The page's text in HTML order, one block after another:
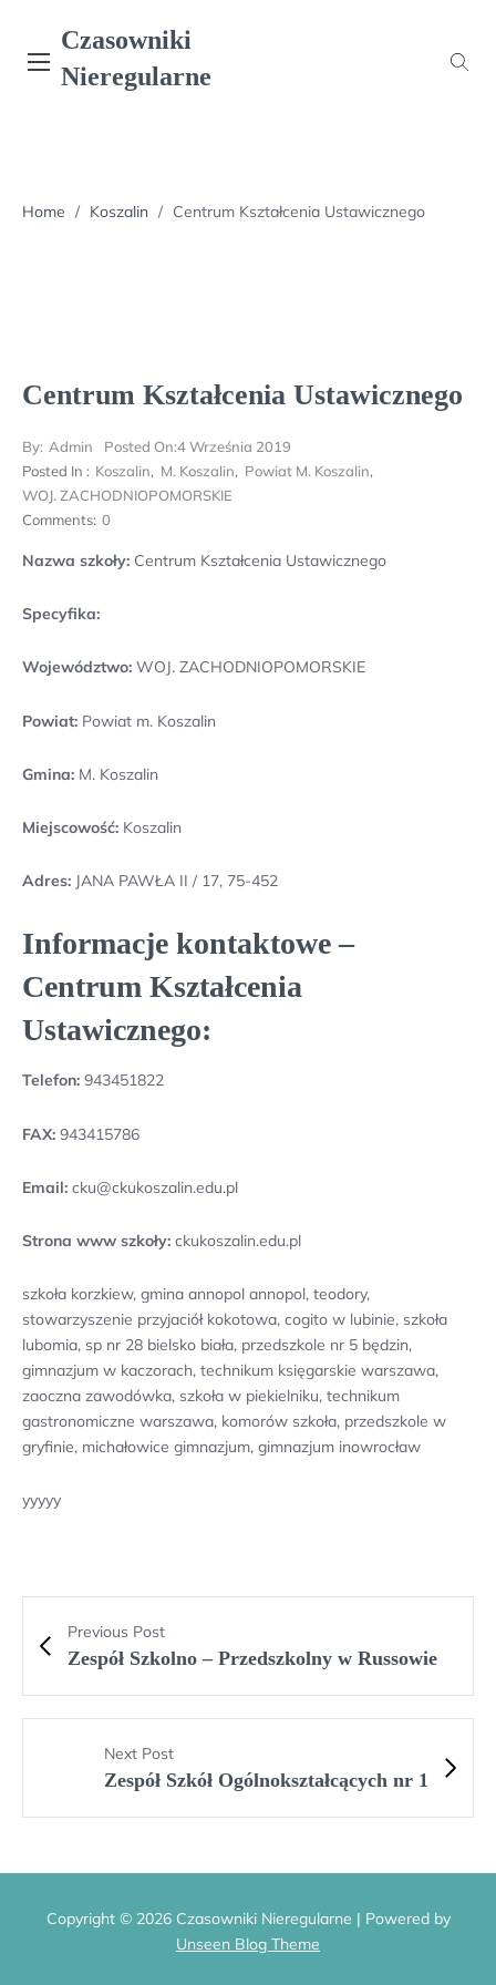
content
Czasowniki
Nieregularne
Home / Koszalin / Centrum Kształcenia Ustawicznego
Centrum Kształcenia Ustawicznego
By: Admin Posted On:4 Września 2019
Posted In : Koszalin, M. Koszalin, Powiat M. Koszalin,
WOJ. ZACHODNIOPOMORSKIE
Comments: 0
Nazwa szkoły: Centrum Kształcenia Ustawicznego
Specyfika:
Województwo: WOJ. ZACHODNIOPOMORSKIE
Powiat: Powiat m. Koszalin
Gmina: M. Koszalin
Miejscowość: Koszalin
Adres: JANA PAWŁA II / 17, 75-452
Informacje kontaktowe –
Centrum Kształcenia
Ustawicznego:
Telefon: 943451822
FAX: 943415786
Email: cku@ckukoszalin.edu.pl
Strona www szkoły: ckukoszalin.edu.pl
szkoła korzkiew, gmina annopol annopol, teodory,
stowarzyszenie przyjaciół kokotowa, cogito w lubinie, szkoła
lubomia, sp nr 28 bielsko biała, przedszkole nr 5 będzin,
gimnazjum w kaczorach, technikum księgarskie warszawa,
zaoczna zawodówka, szkoła w piekielniku, technikum
gastronomiczne warszawa, komorów szkoła, przedszkole w
gryfinie, michałowice gimnazjum, gimnazjum inowrocław
yyyyy
Previous Post
Zespół Szkolno – Przedszkolny w Russowie
Next Post
Zespół Szkół Ogólnokształcących nr 1
Copyright © 2026 Czasowniki Nieregularne | Powered by
Unseen Blog Theme